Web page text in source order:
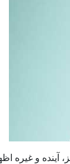
آینده و غیره